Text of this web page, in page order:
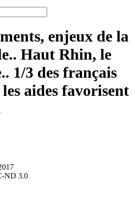
enjeux de la
Haut Rhin, le
1/3 des français
aides favorisent
ND 3.0